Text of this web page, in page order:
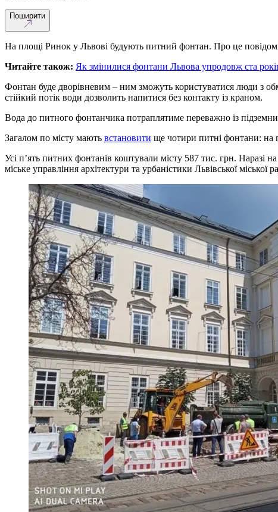
Поширити
На площі Ринок у Львові будують питний фонтан. Про це
Читайте також: Як змінилися фонтани Львова упродовж ста
Фонтан буде дворівневим – ним зможуть користуватися люди з
стійкий потік води дозволить напитися без контакту із краном.
Вода до питного фонтанчика потраплятиме переважно із
Загалом по місту мають встановити ще чотири питні фонтани: на
Усі п’ять питних фонтанів коштували місту 587 тис. грн.
міське управління архітектури та урбаністики Львівської